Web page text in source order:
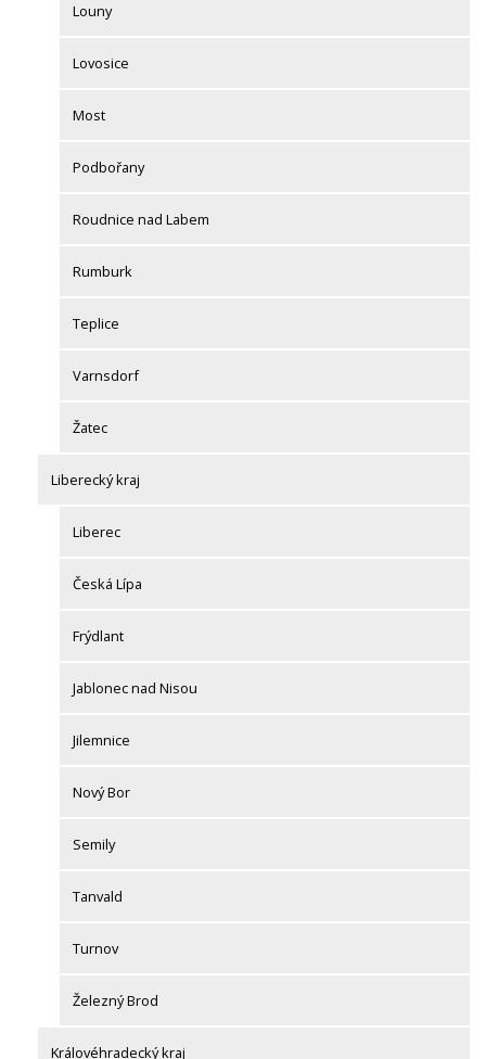
Louny
Lovosice
Most
Podbořany
Roudnice nad Labem
Rumburk
Teplice
Varnsdorf
Žatec
Liberecký kraj
Liberec
Česká Lípa
Frýdlant
Jablonec nad Nisou
Jilemnice
Nový Bor
Semily
Tanvald
Turnov
Železný Brod
Královéhradecký kraj